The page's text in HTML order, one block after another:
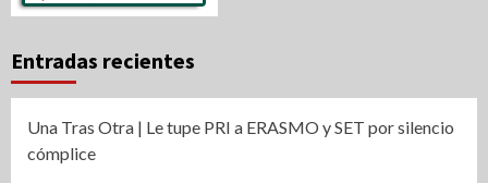
Entradas recientes
Una Tras Otra | Le tupe PRI a ERASMO y SET por silencio
cómplice